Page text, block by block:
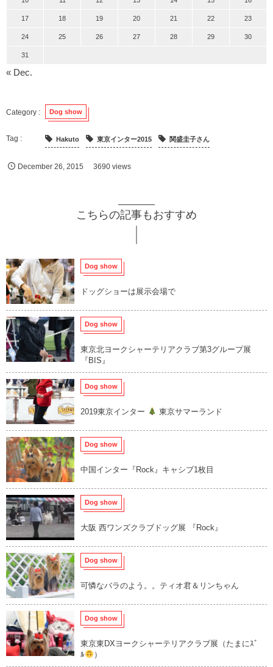
17 18 19 20 21 22 23
24 25 26 27 28 29 30
31
« Dec.
Dog show
Hakuto 東京インター2015 関盛圭子さん
December 26 ,2015 3690 views
こちらの記事もおすすめ
Dog show
ドッグショーは展示会場で
Dog show
東京北ヨークシャーテリアクラブ第3グループ展
『BIS』
Dog show
2019東京インター 東京サマーランド
Dog show
中国インター『Rock』キャシブ1枚目
Dog show
大阪 西ワンズクラブドッグ展 『Rock』
Dog show
可憐なバラのよう。。ティオ君＆リンちゃん
Dog show
東京東DXヨークシャーテリアクラブ展（たまにｽﾞ
ﾙ
）